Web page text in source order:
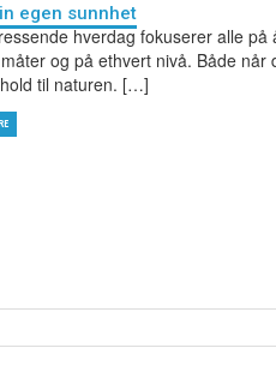
egen sunnhet
hverdag fokuserer alle
og på ethvert nivå. Både når
til naturen. […]